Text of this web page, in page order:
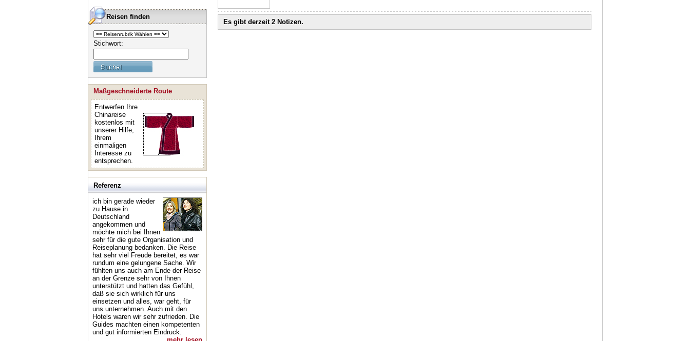
Reisen finden
Stichwort:
Maßgeschneiderte Route
Entwerfen Ihre
Chinareise
kostenlos mit
unserer Hilfe,
Ihrem
einmaligen
Interesse zu
entsprechen.
Referenz
ich bin gerade wieder
zu Hause in
Deutschland
angekommen und
möchte mich bei Ihnen
sehr für die gute Organisation und
Reiseplanung bedanken. Die Reise
hat sehr viel Freude bereitet, es war
rundum eine gelungene Sache. Wir
fühlten uns auch am Ende der Reise
an der Grenze sehr von Ihnen
unterstützt und hatten das Gefühl,
daß sie sich wirklich für uns
einsetzen und alles, war geht, für
uns unternehmen. Auch mit den
Hotels waren wir sehr zufrieden. Die
Guides machten einen kompetenten
und gut informierten Eindruck.
Es gibt derzeit 2 Notizen.